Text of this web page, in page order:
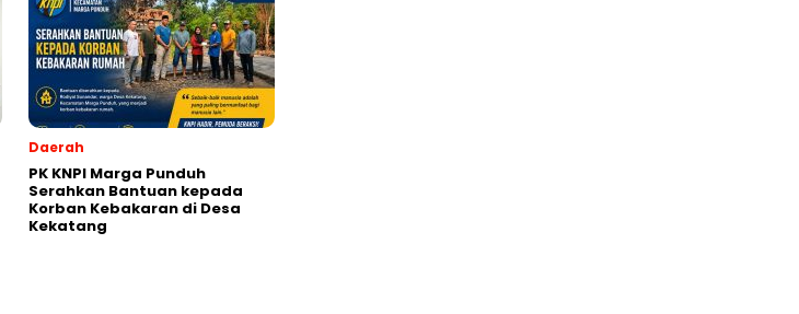
Daerah
PK KNPI Marga Punduh
Serahkan Bantuan kepada
Korban Kebakaran di Desa
Kekatang